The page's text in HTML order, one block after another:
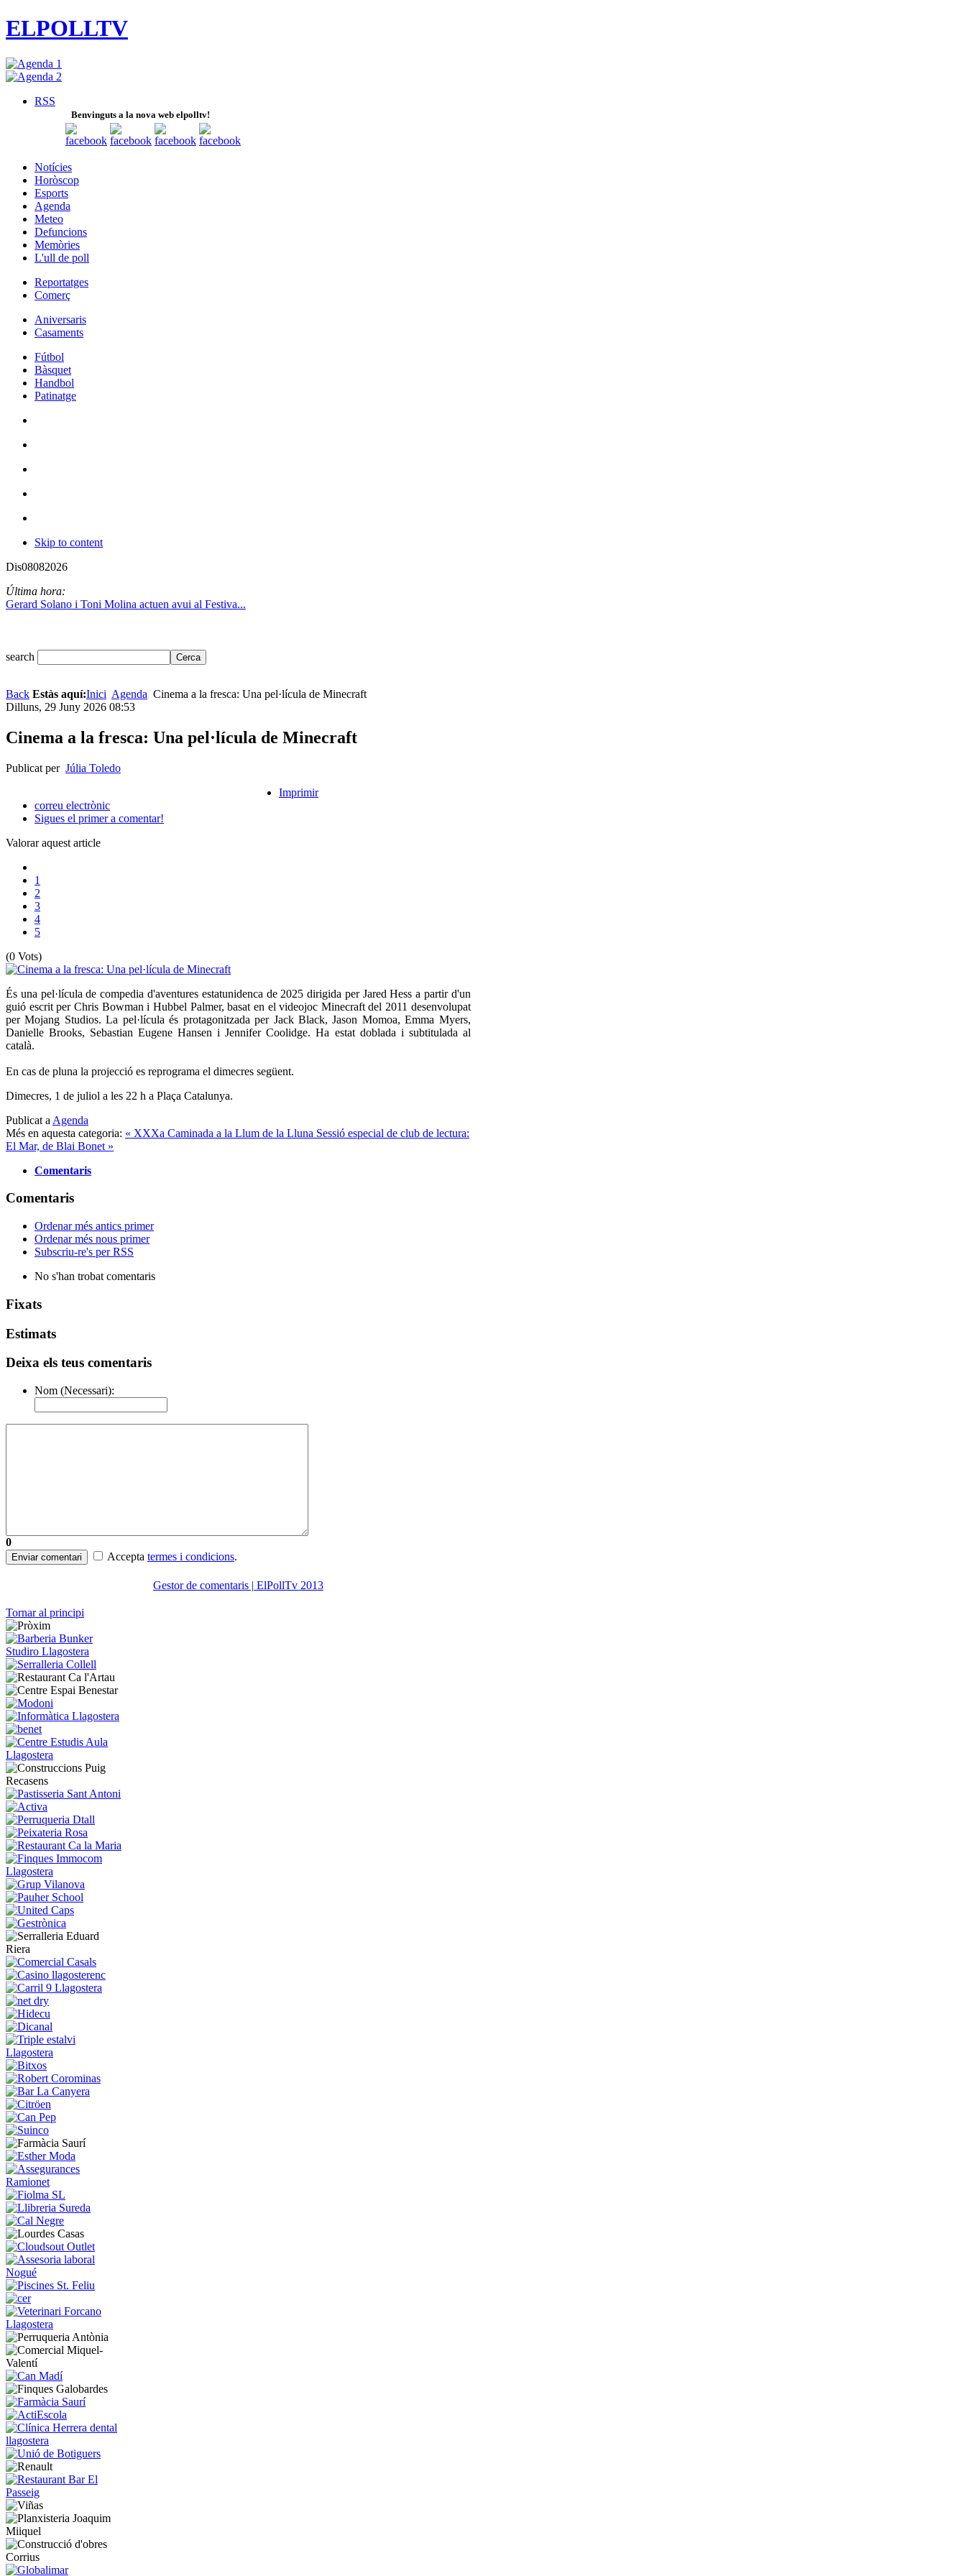
ELPOLLTV
RSS
Benvinguts a la nova web elpolltv!
Notícies
Horòscop
Esports
Agenda
Meteo
Defuncions
Memòries
L'ull de poll
Reportatges
Comerç
Aniversaris
Casaments
Fútbol
Bàsquet
Handbol
Patinatge
Skip to content
Dis08082026
Última hora:
Gerard Solano i Toni Molina actuen avui al Festiva...
search
Back Estàs aquí:Inici Agenda Cinema a la fresca: Una pel·lícula de Minecraft
Dilluns, 29 Juny 2026 08:53
Cinema a la fresca: Una pel·lícula de Minecraft
Publicat per Júlia Toledo
Imprimir
correu electrònic
Sigues el primer a comentar!
Valorar aquest article
1
2
3
4
5
(0 Vots)
És una pel·lícula de compedia d'aventures estatunidenca de 2025 dirigida per Jared Hess a partir d'un
guió escrit per Chris Bowman i Hubbel Palmer, basat en el videojoc Minecraft del 2011 desenvolupat
per Mojang Studios. La pel·lícula és protagonitzada per Jack Black, Jason Momoa, Emma Myers,
Danielle Brooks, Sebastian Eugene Hansen i Jennifer Coolidge. Ha estat doblada i subtitulada al
català.
En cas de pluna la projecció es reprograma el dimecres següent.
Dimecres, 1 de juliol a les 22 h a Plaça Catalunya.
Publicat a Agenda
Més en aquesta categoria: « XXXa Caminada a la Llum de la Lluna Sessió especial de club de lectura:
El Mar, de Blai Bonet »
Comentaris
Comentaris
Ordenar més antics primer
Ordenar més nous primer
Subscriu-re's per RSS
No s'han trobat comentaris
Fixats
Estimats
Deixa els teus comentaris
Nom (Necessari):
0
Enviar comentari Accepta termes i condicions.
Gestor de comentaris | ElPollTv 2013
Tornar al principi